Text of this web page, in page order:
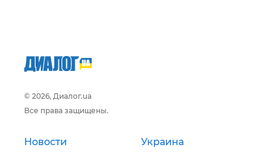
© 2026, Диалог.ua
Все права защищены.
Новости Украина